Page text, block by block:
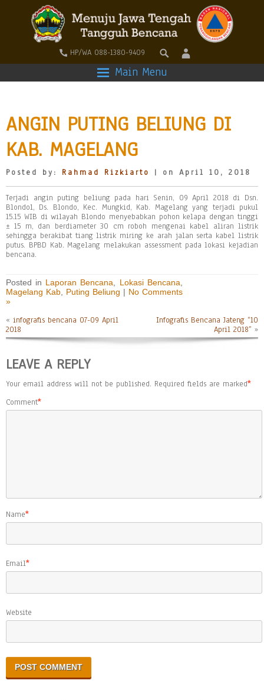
HP/WA 088-1380-9409
Main Menu
ANGIN PUTING BELIUNG DI
KAB. MAGELANG
Posted by: Rahmad Rizkiarto | on April 10, 2018
Terjadi angin puting beliung pada hari Senin, 09 April 2018 di Dsn.
Blondo1, Ds. Blondo, Kec. Mungkid, Kab. Magelang yang terjadi pukul
15.15 WIB di wilayah Blondo menyebabkan pohon kelapa dengan tinggi
± 15 m, dan berdiameter 30 cm roboh mengenai kabel aliran listrik
sehingga berakibat tiang listrik miring ke arah jalan serta kabel listrik
putus. BPBD Kab. Magelang melakukan assessment pada lokasi kejadian
bencana.
Posted in Laporan Bencana Lokasi Bencana
Magelang Kab, Puting Beliung | No Comments
»
« infografis bencana 07-09 April
2018
Infografis Bencana Jateng “10
April 2018” »
LEAVE A REPLY
Your email address will not be published. Required fields are marked*
Comment*
Name*
Email*
Website